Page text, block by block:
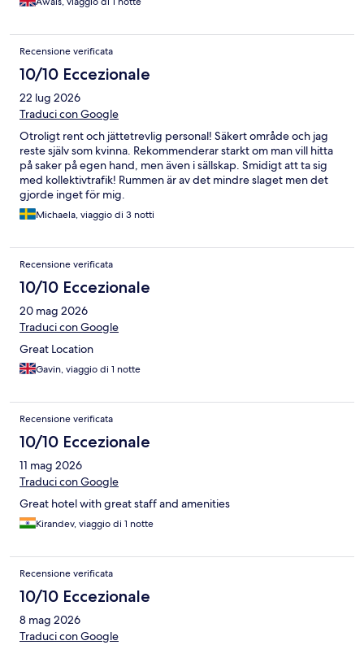
Recensione verificata
10/10 Eccezionale
22 lug 2026
Traduci con Google
Otroligt rent och jättetrevlig personal! Säkert område och jag
reste själv som kvinna. Rekommenderar starkt om man vill hitta
på saker på egen hand, men även i sällskap. Smidigt att ta sig
med kollektivtrafik! Rummen är av det mindre slaget men det
gjorde inget för mig.
Michaela, viaggio di 3 notti
Recensione verificata
10/10 Eccezionale
20 mag 2026
Traduci con Google
Great Location
Gavin, viaggio di 1 notte
Recensione verificata
10/10 Eccezionale
11 mag 2026
Traduci con Google
Great hotel with great staff and amenities
Kirandev, viaggio di 1 notte
Recensione verificata
10/10 Eccezionale
8 mag 2026
Traduci con Google